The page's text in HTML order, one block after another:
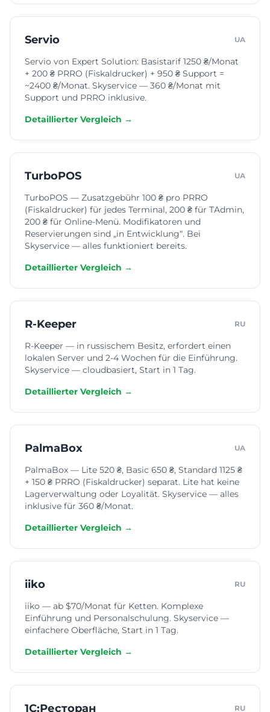
Kosmetologie
Servio UA
Servio von Expert Solution: Basistarif 1250 ₴/Monat
+ 200 ₴ PRRO (Fiskaldrucker) + 950 ₴ Support =
~2400 ₴/Monat. Skyservice — 360 ₴/Monat mit
Support und PRRO inklusive.
Detaillierter Vergleich →
TurboPOS UA
TurboPOS — Zusatzgebühr 100 ₴ pro PRRO
(Fiskaldrucker) für jedes Terminal, 200 ₴ für TAdmin,
200 ₴ für Online-Menü. Modifikatoren und
Reservierungen sind „in Entwicklung“. Bei
Skyservice — alles funktioniert bereits.
Detaillierter Vergleich →
R-Keeper RU
R-Keeper — in russischem Besitz, erfordert einen
lokalen Server und 2-4 Wochen für die Einführung.
Skyservice — cloudbasiert, Start in 1 Tag.
Detaillierter Vergleich →
PalmaBox UA
PalmaBox — Lite 520 ₴, Basic 650 ₴, Standard 1125 ₴
+ 150 ₴ PRRO (Fiskaldrucker) separat. Lite hat keine
Lagerverwaltung oder Loyalität. Skyservice — alles
inklusive für 360 ₴/Monat.
Detaillierter Vergleich →
iiko RU
iiko — ab $70/Monat für Ketten. Komplexe
Einführung und Personalschulung. Skyservice —
einfachere Oberfläche, Start in 1 Tag.
Detaillierter Vergleich →
1С:Ресторан RU